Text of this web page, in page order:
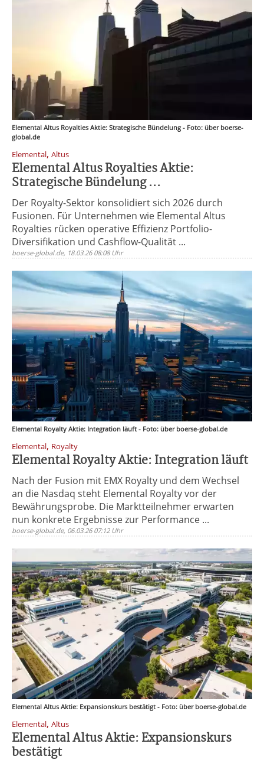
Elemental Altus Royalties Aktie: Strategische Bündelung - Foto: über boerse-
global.de
Elemental, Altus
Elemental Altus Royalties Aktie:
Strategische Bündelung ...
Der Royalty-Sektor konsolidiert sich 2026 durch
Fusionen. Für Unternehmen wie Elemental Altus
Royalties rücken operative Effizienz Portfolio-
Diversifikation und Cashflow-Qualität ...
boerse-global.de, 18.03.26 08:08 Uhr
Elemental Royalty Aktie: Integration läuft - Foto: über boerse-global.de
Elemental, Royalty
Elemental Royalty Aktie: Integration läuft
Nach der Fusion mit EMX Royalty und dem Wechsel
an die Nasdaq steht Elemental Royalty vor der
Bewährungsprobe. Die Marktteilnehmer erwarten
nun konkrete Ergebnisse zur Performance ...
boerse-global.de, 06.03.26 07:12 Uhr
Elemental Altus Aktie: Expansionskurs bestätigt - Foto: über boerse-global.de
Elemental, Altus
Elemental Altus Aktie: Expansionskurs
bestätigt